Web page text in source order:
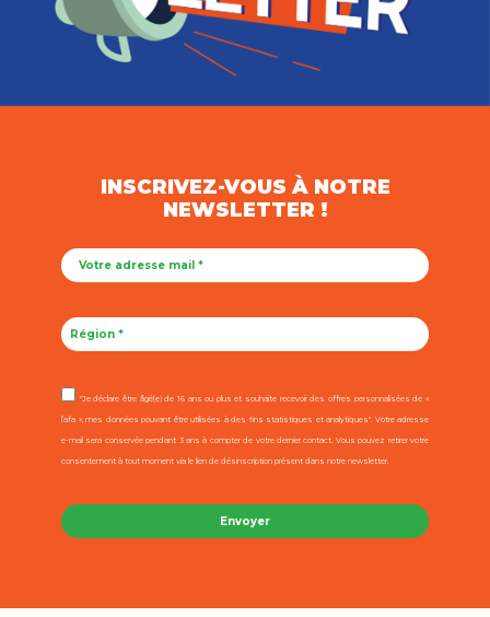
INSCRIVEZ-VOUS À NOTRE
NEWSLETTER !
"Je déclare être âgé(e) de 16 ans ou plus et souhaite recevoir des offres personnalisées de «
l’afa », mes données pouvant être utilisées à des fins statistiques et analytiques". Votre adresse
e-mail sera conservée pendant 3 ans à compter de votre dernier contact. Vous pouvez retirer votre
consentement à tout moment via le lien de désinscription présent dans notre newsletter.